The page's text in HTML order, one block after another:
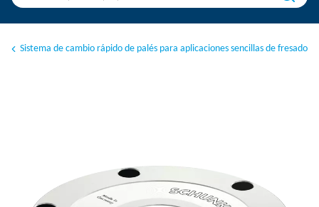
Sistema de cambio rápido de palés para aplicaciones sencillas de fresado